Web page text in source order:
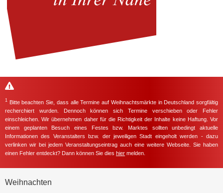
1 Bitte beachten Sie, dass alle Termine auf Weihnachtsmärkte in Deutschland sorgfältig
recherchiert wurden. Dennoch können sich Termine verschieben oder Fehler
einschleichen. Wir übernehmen daher für die Richtigkeit der Inhalte keine Haftung. Vor
einem geplanten Besuch eines Festes bzw. Marktes sollten unbedingt aktuelle
Informationen des Veranstalters bzw. der jeweiligen Stadt eingeholt werden - dazu
verlinken wir bei jedem Veranstaltungseintrag auch eine weitere Webseite. Sie haben
einen Fehler entdeckt? Dann können Sie dies hier melden.
Weihnachten